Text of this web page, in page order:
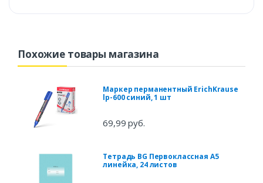
Похожие товары магазина
Маркер перманентный ErichKrause
lp-600 синий, 1 шт
69,99 руб.
Тетрадь BG Первоклассная А5
линейка, 24 листов